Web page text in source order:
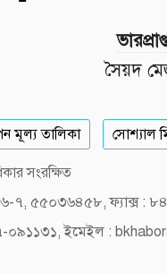
সৈয়দ
মূল্য তালিকা সোশ্যাল
সংরক্ষিত
৭, ৫৫০৩৬৪৫৮, ফ্যাক্স :
ইমেইল :